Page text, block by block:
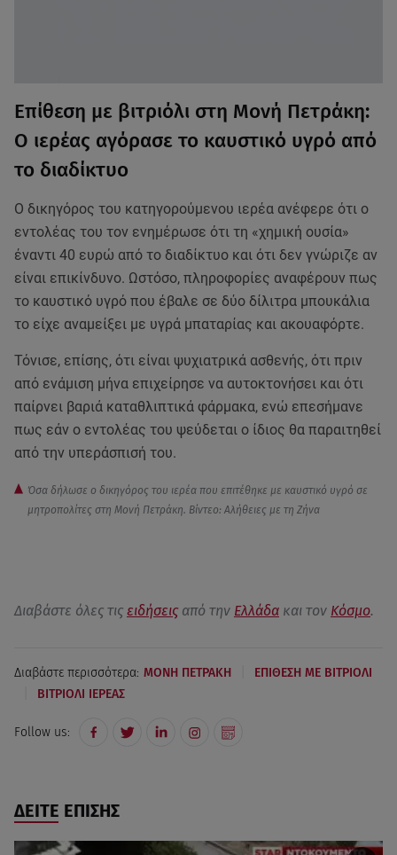
Επίθεση με βιτριόλι στη Μονή Πετράκη:
Ο ιερέας αγόρασε το καυστικό υγρό από
το διαδίκτυο
Ο δικηγόρος του κατηγορούμενου ιερέα ανέφερε ότι ο
εντολέας του τον ενημέρωσε ότι τη «χημική ουσία»
έναντι 40 ευρώ από το διαδίκτυο και ότι δεν γνώριζε αν
είναι επικίνδυνο. Ωστόσο, πληροφορίες αναφέρουν πως
το καυστικό υγρό που έβαλε σε δύο δίλιτρα μπουκάλια
το είχε αναμείξει με υγρά μπαταρίας και ακουαφόρτε.
Τόνισε, επίσης, ότι είναι ψυχιατρικά ασθενής, ότι πριν
από ενάμιση μήνα επιχείρησε να αυτοκτονήσει και ότι
παίρνει βαριά καταθλιπτικά φάρμακα, ενώ επεσήμανε
πως εάν ο εντολέας του ψεύδεται ο ίδιος θα παραιτηθεί
από την υπεράσπισή του.
Όσα δήλωσε ο δικηγόρος του ιερέα που επιτέθηκε με καυστικό υγρό σε
μητροπολίτες στη Μονή Πετράκη. Βίντεο: Αλήθειες με τη Ζήνα
Διαβάστε όλες τις ειδήσεις από την Ελλάδα και τον Κόσμο.
Διαβάστε περισσότερα: ΜΟΝΗ ΠΕΤΡΑΚΗ ΕΠΙΘΕΣΗ ΜΕ ΒΙΤΡΙΟΛΙ
ΒΙΤΡΙΟΛΙ ΙΕΡΕΑΣ
Follow us:
ΔΕΙΤΕ ΕΠΙΣΗΣ